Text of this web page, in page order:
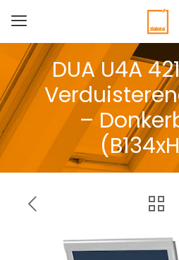
DUA U4A
–